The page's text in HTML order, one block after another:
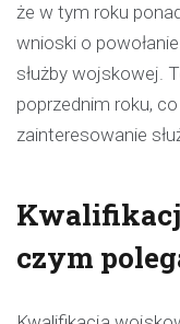
że w tym roku
wnioski o
służby wojskowej.
poprzednim roku,
zainteresowanie
czym